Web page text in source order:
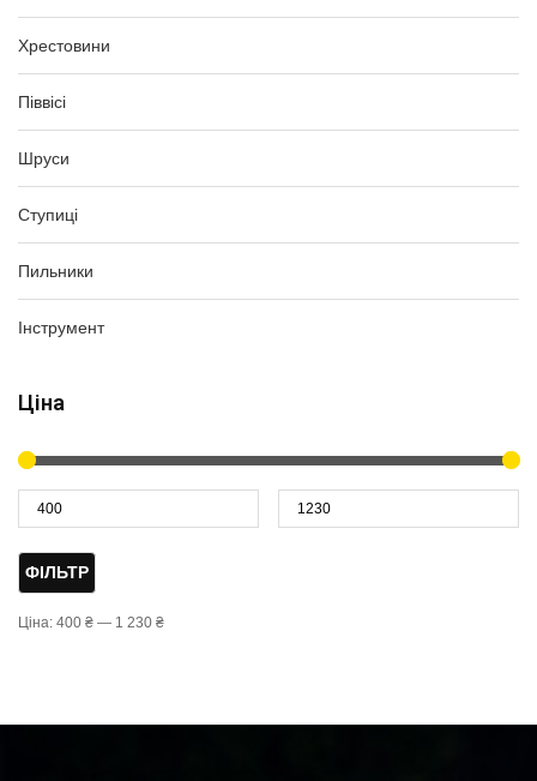
Хрестовини
Піввісі
Шруси
Ступиці
Пильники
Інструмент
Ціна
ФІЛЬТР
Ціна: 400 ₴ — 1 230 ₴